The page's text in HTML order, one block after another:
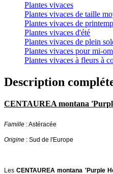
Plantes vivaces
Plantes vivaces de taille
Plantes vivaces de
Plantes vivaces d'été
Plantes vivaces de plein
Plantes vivaces pour mi-
Plantes vivaces à fleurs à
Description
CENTAUREA montana
Famille : Astéracée
Origine : Sud de l'Europe
Les CENTAUREA montana 'Purple